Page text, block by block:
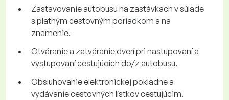
Zastavovanie autobusu na zastávkach v súlade
s platným cestovným poriadkom a na
znamenie.
Otváranie a zatváranie dverí pri nastupovaní a
vystupovaní cestujúcich do/z autobusu.
Obsluhovanie elektronickej pokladne a
vydávanie cestovných lístkov cestujúcim.